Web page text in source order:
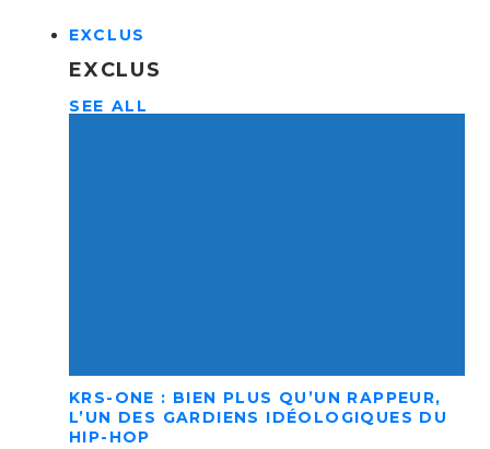
EXCLUS
EXCLUS
SEE ALL
KRS-ONE : BIEN PLUS QU’UN RAPPEUR,
L’UN DES GARDIENS IDÉOLOGIQUES DU
HIP-HOP